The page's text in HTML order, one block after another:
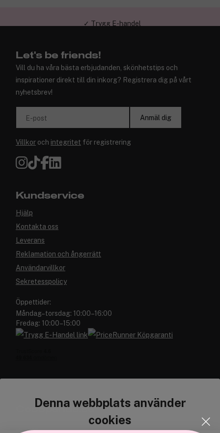
Denna webbplats använder
cookies
Let's be friends!
Vill du ha våra bästa erbjudanden, skönhetstips och
inspirationer direkt till din inkorg? Registrera dig på vårt
nyhetsbrev!
E-post Anmäl dig
Villkor och integritet för registrering
Kundservice
Hjälp
Kontakta oss
Leverans
Reklamation och ångerrätt
Användarvillkor
Sekretesspolicy
Öppettider:
Måndag–torsdag: 10:00–16:00
Fredag: 10:00–15:00
Cocopanda.se